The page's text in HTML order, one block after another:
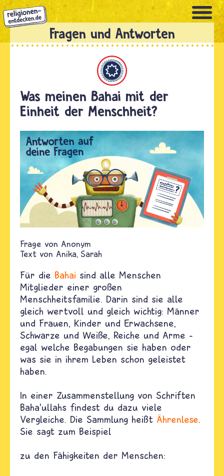
Direkt
zum
Inhalt
Was meinen Bahai mit der
Einheit der Menschheit?
Anonym
Text von Anika Sarah
Für die Bahai sind alle Menschen
Mitglieder einer großen
Menschheitsfamilie. Darin sind sie alle
gleich wertvoll und gleich wichtig: Männer
und Frauen, Kinder und Erwachsene,
Schwarze und Weiße, Reiche und Arme –
egal welche Begabungen sie haben oder
was sie in ihrem Leben schon geleistet
haben.
In einer Zusammenstellung von Schriften
Baha’ullahs findest du dazu viele
Vergleiche. Die Sammlung heißt Ährenlese.
Sie sagt zum Beispiel
zu den Fähigkeiten der Menschen: